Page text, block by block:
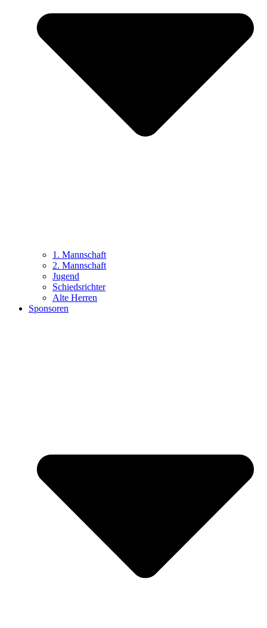
1. Mannschaft
2. Mannschaft
Jugend
Schiedsrichter
Alte Herren
Sponsoren